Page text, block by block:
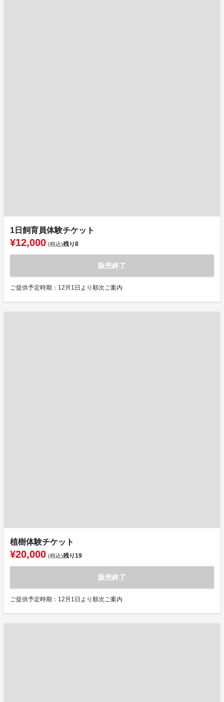
1日飼育員体験チケット
¥12,000 (税込)残り8
販売終了
ご提供予定時期：12月1日より順次ご案内
植樹体験チケット
¥20,000 (税込)残り19
販売終了
ご提供予定時期：12月1日より順次ご案内